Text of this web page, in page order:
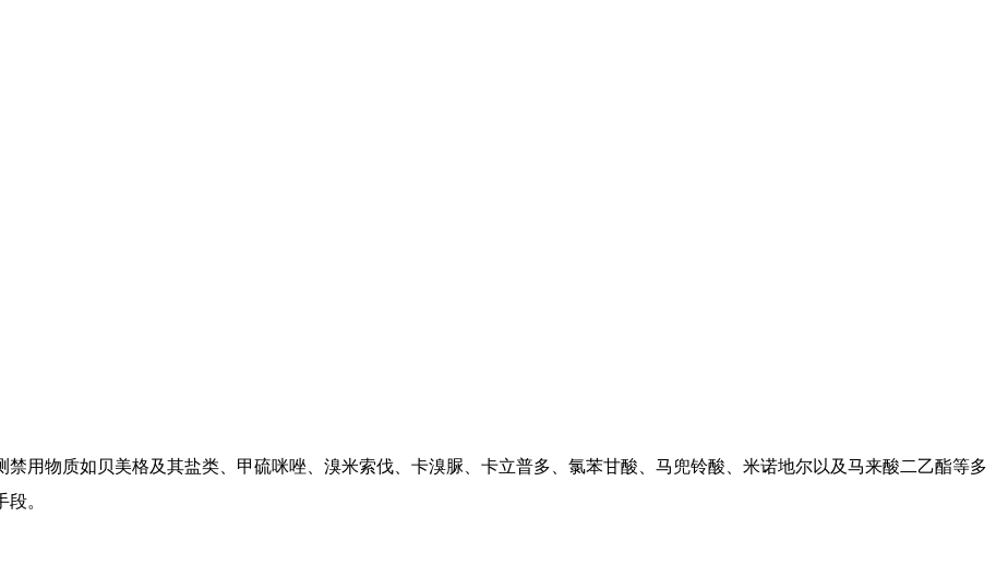
用物质如贝美格及其盐类、甲硫咪唑、溴米索伐、卡溴脲、卡立普多、氯苯甘酸、马兜铃酸、米诺地尔以及马来酸二乙酯等多
。